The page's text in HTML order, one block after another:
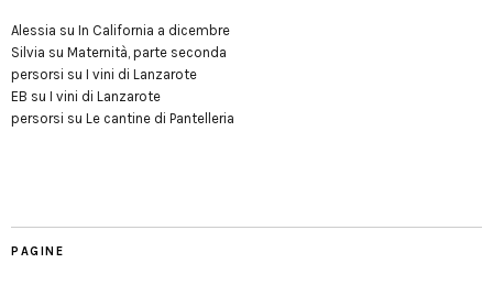
Alessia su In California a dicembre
Silvia su Maternità, parte seconda
persorsi su I vini di Lanzarote
EB su I vini di Lanzarote
persorsi su Le cantine di Pantelleria
PAGINE